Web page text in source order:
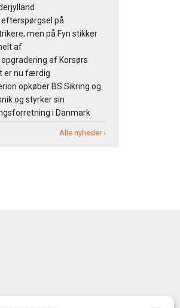
på
men på Fyn stikker
af
af Korsørs
er nu færdig
opkøber BS Sikring og
og styrker sin
i Danmark
Alle nyheder ›